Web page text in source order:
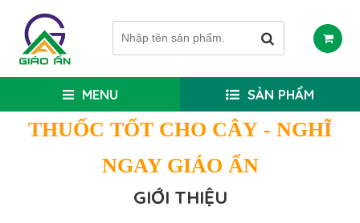
MENU SẢN PHẨM
THUỐC TỐT CHO CÂY - NGHĨ
NGAY GIÁO ẨN
GIỚI THIỆU